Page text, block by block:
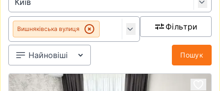
Вишняківська вулиця Фільтри
Пошук